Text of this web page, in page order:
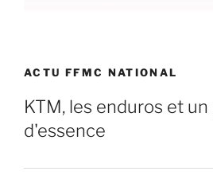
ACTU FFMC NATIONAL
KTM, les enduros et
d'essence